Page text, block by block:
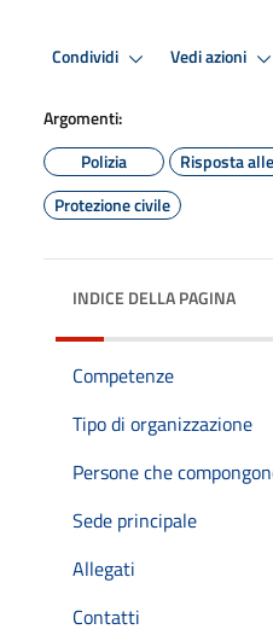
Condividi Vedi azioni
Argomenti:
Polizia
Risposta
Protezione civile
INDICE DELLA PAGINA
Competenze
Tipo di organizzazione
Persone che
Sede principale
Allegati
Contatti